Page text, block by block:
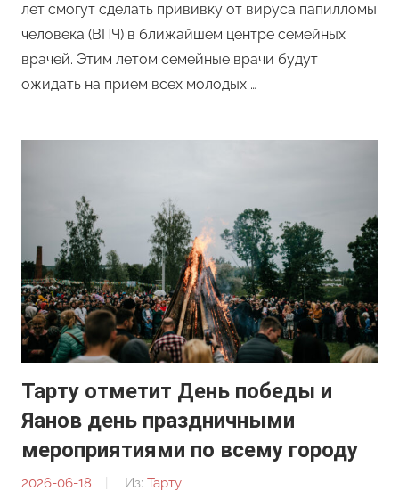
лет смогут сделать прививку от вируса папилломы
человека (ВПЧ) в ближайшем центре семейных
врачей. Этим летом семейные врачи будут
ожидать на прием всех молодых …
Тарту отметит День победы и
Яанов день праздничными
мероприятиями по всему городу
2026-06-18
От:
Из: Тарту